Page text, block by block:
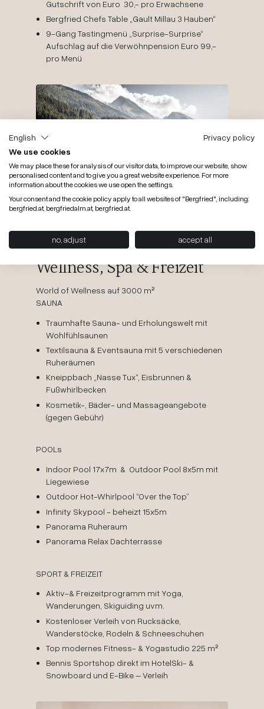
Gutschrift von Euro 30,- pro Erwachsene
Bergfried Chefs Table „Gault Millau 3 Hauben“
9-Gang Tastingmenü „Surprise-Surprise“
Aufschlag auf die Verwöhnpension Euro 99,-
pro Menü
Wellness, Spa & Freizeit
World of Wellness auf 3000 m²
SAUNA
Traumhafte Sauna- und Erholungswelt mit
Wohlfühlsaunen
Textilsauna & Eventsauna mit 5 verschiedenen
Ruheräumen
Kneippbach „Nasse Tux“, Eisbrunnen &
Fußwhirlbecken
Kosmetik-, Bäder- und Massageangebote
(gegen Gebühr)
POOLs
Indoor Pool 17x7m & Outdoor Pool 8x5m mit
Liegewiese
Outdoor Hot-Whirlpool “Over the Top”
Infinity Skypool - beheizt 15x5m
Panorama Ruheraum
Panorama Relax Dachterrasse
SPORT & FREIZEIT
Aktiv-& Freizeitprogramm mit Yoga,
Wanderungen, Skiguiding uvm.
Kostenloser Verleih von Rucksäcke,
Wanderstöcke, Rodeln & Schneeschuhen
Top modernes Fitness- & Yogastudio 225 m²
Bennis Sportshop direkt im HotelSki- &
Snowboard und E-Bike – Verleih
English
Privacy policy
We use cookies
We may place these for analysis of our visitor data, to improve our website, show
personalised content and to give you a great website experience. For more
information about the cookies we use open the settings.
Your consent and the cookie policy apply to all websites of "Bergfried", including:
bergfried.at, bergfriedalm.at, bergfried.at.
no, adjust accept all